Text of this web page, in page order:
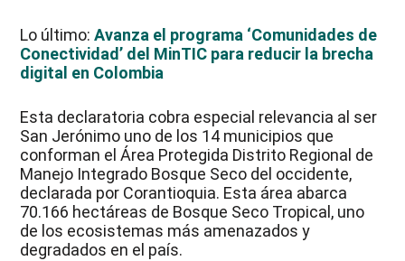
Lo último:Avanza el programa ‘Comunidades de
Conectividad’ del MinTIC para reducir la brecha
digital en Colombia
Esta declaratoria cobra especial relevancia al ser
San Jerónimo uno de los 14 municipios que
conforman el Área Protegida Distrito Regional de
Manejo Integrado Bosque Seco del occidente,
declarada por Corantioquia. Esta área abarca
70.166 hectáreas de Bosque Seco Tropical, uno
de los ecosistemas más amenazados y
degradados en el país.